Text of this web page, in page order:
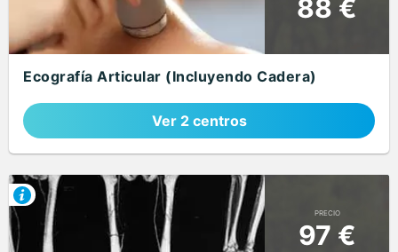
88 €
Ecografía Articular (Incluyendo Cadera)
Ver 2 centros
PRECIO
97 €